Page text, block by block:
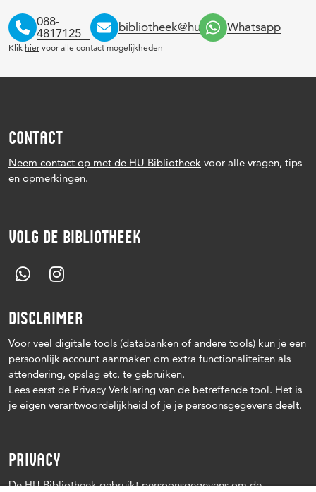
088-
4817125
bibliotheek@hu.nl Whatsapp
Klik hier voor alle contact mogelijkheden
CONTACT
Neem contact op met de HU Bibliotheek voor alle vragen, tips
en opmerkingen.
VOLG DE BIBLIOTHEEK
DISCLAIMER
Voor veel digitale tools (databanken of andere tools) kun je een
persoonlijk account aanmaken om extra functionaliteiten als
attendering, opslag etc. te gebruiken.
Lees eerst de Privacy Verklaring van de betreffende tool. Het is
je eigen verantwoordelijkheid of je je persoonsgegevens deelt.
PRIVACY
De HU Bibliotheek gebruikt persoonsgegevens om de